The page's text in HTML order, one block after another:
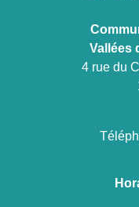
Vallées
4 rue du